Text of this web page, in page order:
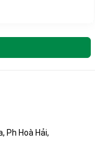
Ph Hoà Hải,